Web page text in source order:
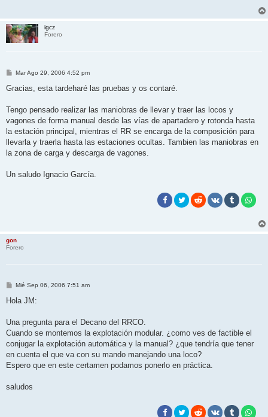
igcz
Forero
M
n
j
Mar Ago 29, 2006 4:52 pm
Gracias, esta tardeharé las pruebas y os contaré.
Tengo pensado realizar las maniobras de llevar y traer las locos y
vagones de forma manual desde las vías de apartadero y rotonda hasta
la estación principal, mientras el RR se encarga de la composición para
llevarla y traerla hasta las estaciones ocultas. Tambien las maniobras en
la zona de carga y descarga de vagones.
Un saludo Ignacio García.
gon
Forero
M
n
j
Mié Sep 06, 2006 7:51 am
Hola JM:
Una pregunta para el Decano del RRCO.
Cuando se montemos la explotación modular. ¿como ves de factible el
conjugar la explotación automática y la manual? ¿que tendría que tener
en cuenta el que va con su mando manejando una loco?
Espero que en este certamen podamos ponerlo en práctica.
saludos